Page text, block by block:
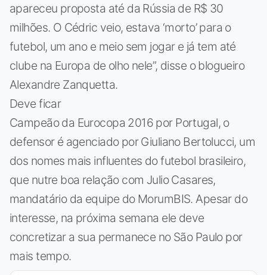
apareceu proposta até da Rússia de R$ 30
milhões. O Cédric veio, estava ‘morto’ para o
futebol, um ano e meio sem jogar e já tem até
clube na Europa de olho nele”, disse o blogueiro
Alexandre Zanquetta.
Deve ficar
Campeão da Eurocopa 2016 por Portugal, o
defensor é agenciado por Giuliano Bertolucci, um
dos nomes mais influentes do futebol brasileiro,
que nutre boa relação com Julio Casares,
mandatário da equipe do MorumBIS. Apesar do
interesse, na próxima semana ele deve
concretizar a sua permanece no São Paulo por
mais tempo.